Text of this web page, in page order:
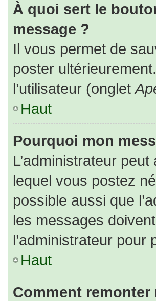
À quoi sert le
message ?
Il vous permet de
poster
l’utilisateur (onglet
Haut
Pourquoi mon
L’administrateur
lequel vous postez
possible aussi que
les messages
l’administrateur pour
Haut
Comment